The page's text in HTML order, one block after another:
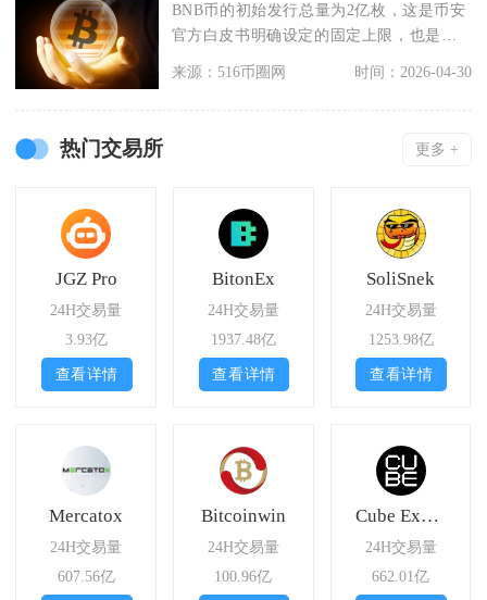
BNB币的初始发行总量为2亿枚，这是币安
官方白皮书明确设定的固定上限，也是当
来源：516币圈网 时间：2026-04-30
热门交易所 更多 +
JGZ Pro
24H交易量
3.93亿
查看详情
BitonEx
24H交易量
1937.48亿
查看详情
SoliSnek
24H交易量
1253.98亿
查看详情
Mercatox
24H交易量
607.56亿
Bitcoinwin
24H交易量
100.96亿
Cube Exchange
24H交易量
662.01亿